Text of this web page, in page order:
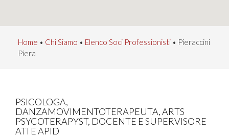
Home • Chi Siamo • Elenco Soci Professionisti • Pieraccini
Piera
PSICOLOGA,
DANZAMOVIMENTOTERAPEUTA, ARTS
PSYCOTERAPYST, DOCENTE E SUPERVISORE
ATI E APID